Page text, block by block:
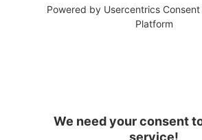
Powered by Usercentrics
Platform
We need your consent
service!